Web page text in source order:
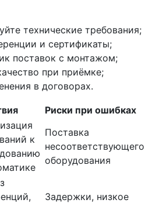
технические требования;
и сертификаты;
поставок с монтажом;
при приёмке;
в договорах.
Риски при ошибках
к
Поставка
несоответствующего
оборудования
Задержки, низкое